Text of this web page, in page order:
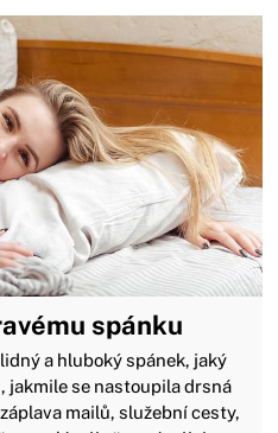
spánku
a hluboký spánek, jaký
jakmile se nastoupila drsná
mailů, služební cesty,